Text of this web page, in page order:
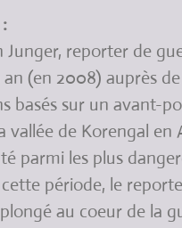
Junger, reporter de
an (en 2008) auprès
basés sur un avant-
vallée de Korengal en
parmi les plus
période, le
au coeur de la